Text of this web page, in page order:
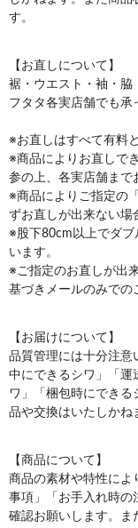
す。
【お直しについて】
裾・ウエスト・袖・脇
フタタ各実店舗でも承
※お直しはすべて有料
※商品によりお直しで
参の上、各実店舗まで
※商品によりご指定の
ずお直しが出来ない場
※股下80cm以上でダブ
います。
※ご指定のお直しが出
基づきメールのみでの
【お届けについて】
品質管理には十分注意
中にできるシワ」「運
ワ」「梱包時にできる
品や交換はいたしかね
【商品について】
商品の素材や特性によ
事項」「お手入れ時の
確認お願いします。ま